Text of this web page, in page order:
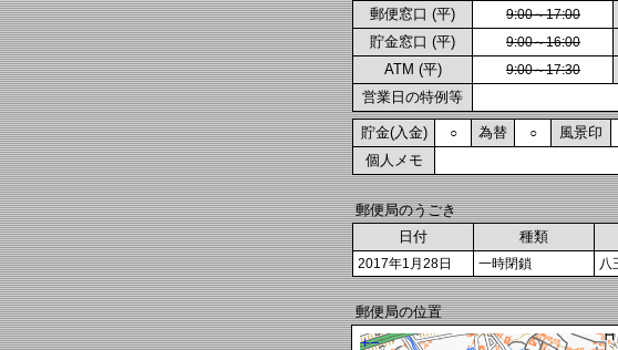
郵便窓口 (平) 9:00～17:00
貯金窓口 (平) 9:00～16:00
ATM (平) 9:00～17:30
営業日の特例等
貯金(入金) ○ 為替 ○ 風景印
個人メモ
郵便局のうごき
日付
種類
2017年1月28日 一時閉鎖 八
郵便局の位置